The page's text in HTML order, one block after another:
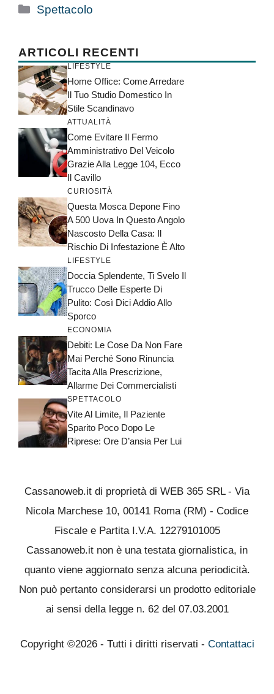
Categorie
Spettacolo
ARTICOLI RECENTI
LIFESTYLE
Home Office: Come Arredare
Il Tuo Studio Domestico In
Stile Scandinavo
ATTUALITÀ
Come Evitare Il Fermo
Amministrativo Del Veicolo
Grazie Alla Legge 104, Ecco
Il Cavillo
CURIOSITÀ
Questa Mosca Depone Fino
A 500 Uova In Questo Angolo
Nascosto Della Casa: Il
Rischio Di Infestazione È Alto
LIFESTYLE
Doccia Splendente, Ti Svelo Il
Trucco Delle Esperte Di
Pulito: Così Dici Addio Allo
Sporco
ECONOMIA
Debiti: Le Cose Da Non Fare
Mai Perché Sono Rinuncia
Tacita Alla Prescrizione,
Allarme Dei Commercialisti
SPETTACOLO
Vite Al Limite, Il Paziente
Sparito Poco Dopo Le
Riprese: Ore D’ansia Per Lui
Cassanoweb.it di proprietà di WEB 365 SRL - Via
Nicola Marchese 10, 00141 Roma (RM) - Codice
Fiscale e Partita I.V.A. 12279101005
Cassanoweb.it non è una testata giornalistica, in
quanto viene aggiornato senza alcuna periodicità.
Non può pertanto considerarsi un prodotto editoriale
ai sensi della legge n. 62 del 07.03.2001
Copyright ©2026 - Tutti i diritti riservati - Contattaci